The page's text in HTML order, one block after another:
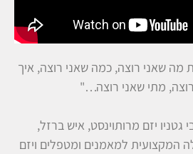
מה שאני רוצה, כמה שאני רוצה, איך
מתי שאני רוצה…"
יזם מרותוינסט, איש ברזל,
המקצועית למאמנים ומטפלים ויזם